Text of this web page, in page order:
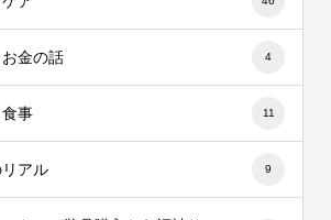
金の話 4
事 11
アル 9